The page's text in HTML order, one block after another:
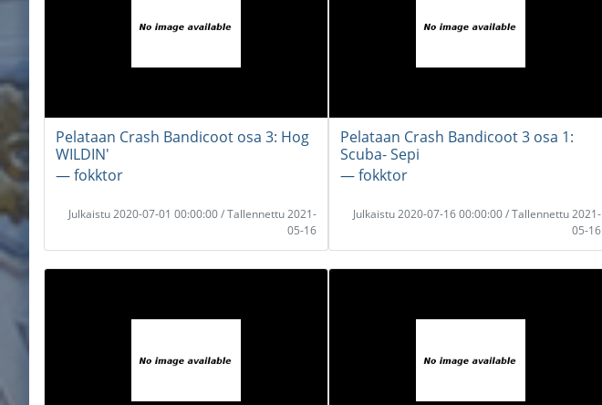
Pelataan Crash Bandicoot osa 3: Hog
WILDIN'
― fokktor
Julkaistu 2020-07-01 00:00:00 / Tallennettu 2021-
05-16
Pelataan Crash Bandicoot 3 osa 1:
Scuba- Sepi
― fokktor
Julkaistu 2020-07-16 00:00:00 / Tallennettu 2021-
05-16